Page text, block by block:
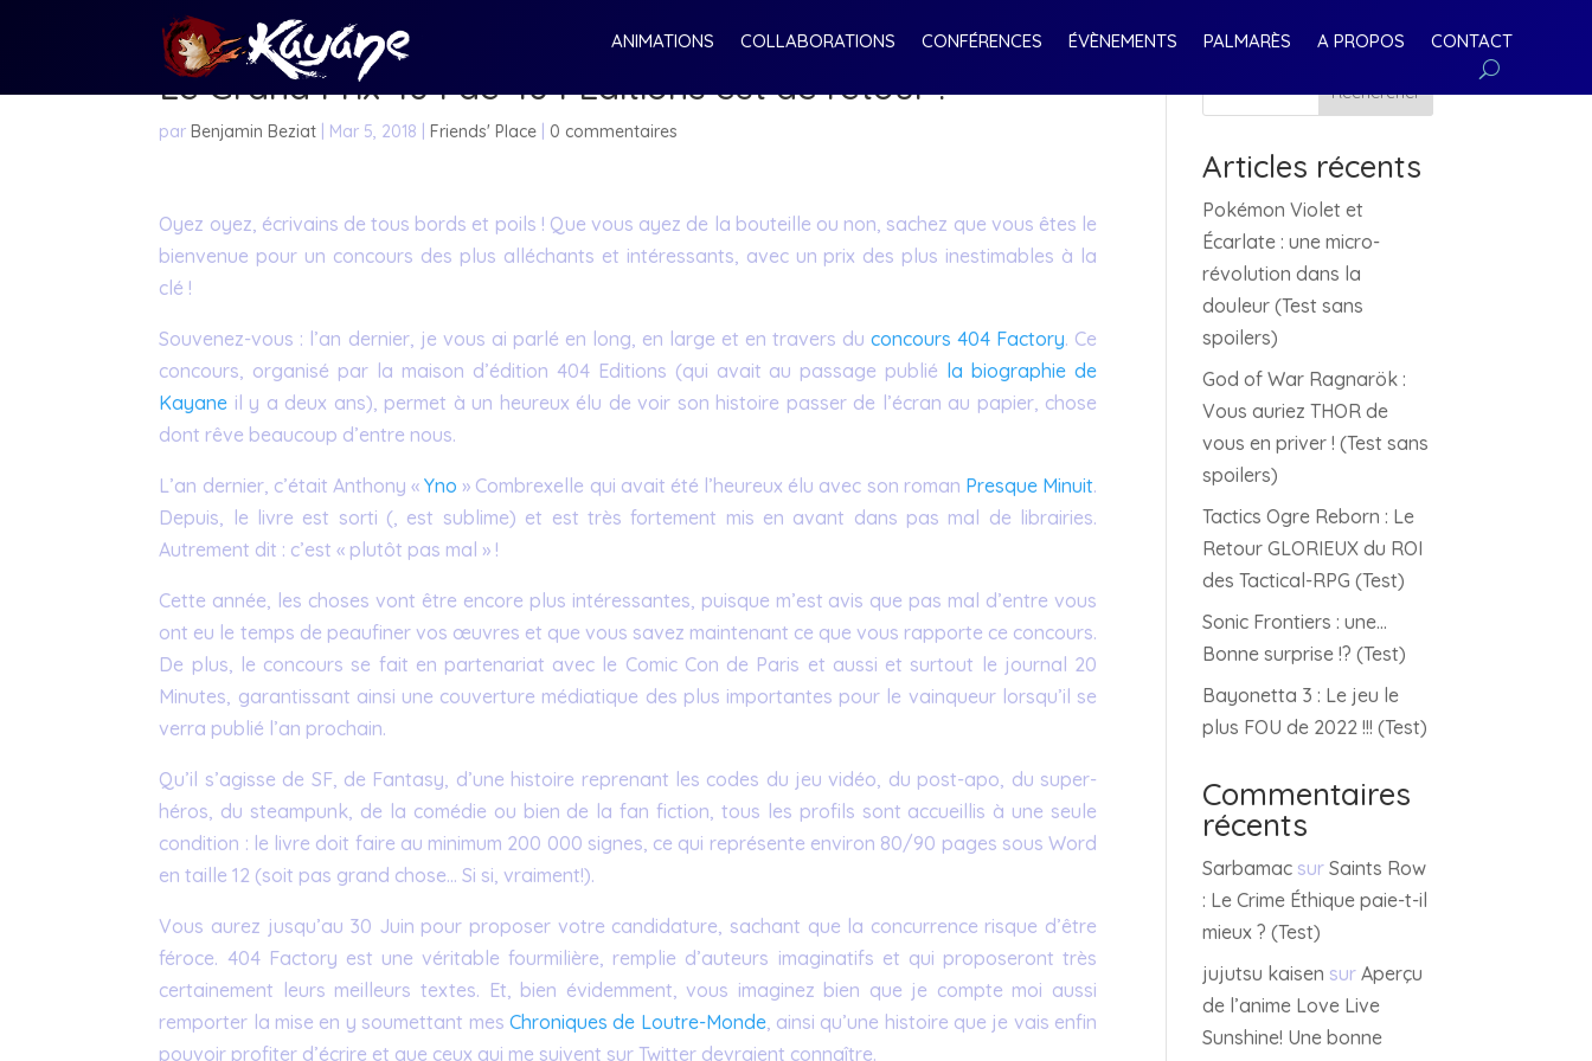
ANIMATIONS COLLABORATIONS CONFÉRENCES ÉVÈNEMENTS PALMARÈS A PROPOS CONTACT
Le Grand Prix 404 de 404 Éditions est de retour !
parBenjamin Beziat Mar 5, 2018 |Friends' Place 0 commentaires
Oyez oyez, écrivains de tous bords et poils ! Que vous ayez de la bouteille ou non, sachez que vous êtes le
bienvenue pour un concours des plus alléchants et intéressants, avec un prix des plus inestimables à la
clé !
Souvenez-vous : l’an dernier, je vous ai parlé en long, en large et en travers du concours 404 Factory. Ce
concours, organisé par la maison d’édition 404 Editions (qui avait au passage publié la biographie de
Kayane il y a deux ans), permet à un heureux élu de voir son histoire passer de l’écran au papier, chose
dont rêve beaucoup d’entre nous.
L’an dernier, c’était Anthony «Yno » Combrexelle qui avait été l’heureux élu avec son roman Presque Minuit.
Depuis, le livre est sorti (, est sublime) et est très fortement mis en avant dans pas mal de librairies.
Autrement dit : c’est « plutôt pas mal » !
Cette année, les choses vont être encore plus intéressantes, puisque m’est avis que pas mal d’entre vous
ont eu le temps de peaufiner vos œuvres et que vous savez maintenant ce que vous rapporte ce concours.
De plus, le concours se fait en partenariat avec le Comic Con de Paris et aussi et surtout le journal 20
Minutes, garantissant ainsi une couverture médiatique des plus importantes pour le vainqueur lorsqu’il se
verra publié l’an prochain.
Qu’il s’agisse de SF, de Fantasy, d’une histoire reprenant les codes du jeu vidéo, du post-apo, du super-
héros, du steampunk, de la comédie ou bien de la fan fiction, tous les profils sont accueillis à une seule
condition : le livre doit faire au minimum 200 000 signes, ce qui représente environ 80/90 pages sous Word
en taille 12 (soit pas grand chose… Si si, vraiment!).
Vous aurez jusqu’au 30 Juin pour proposer votre candidature, sachant que la concurrence risque d’être
féroce. 404 Factory est une véritable fourmilière, remplie d’auteurs imaginatifs et qui proposeront très
certainement leurs meilleurs textes. Et, bien évidemment, vous imaginez bien que je compte moi aussi
remporter la mise en y soumettant mes Chroniques de Loutre-Monde, ainsi qu’une histoire que je vais enfin
pouvoir profiter d’écrire et que ceux qui me suivent sur Twitter devraient connaître.
Rechercher
Articles récents
Pokémon Violet et
Écarlate : une micro-
révolution dans la
douleur (Test sans
spoilers)
God of War Ragnarök :
Vous auriez THOR de
vous en priver ! (Test sans
spoilers)
Tactics Ogre Reborn : Le
Retour GLORIEUX du ROI
des Tactical-RPG (Test)
Sonic Frontiers : une…
Bonne surprise !? (Test)
Bayonetta 3 : Le jeu le
plus FOU de 2022 !!! (Test)
Commentaires
récents
Sarbamac surSaints Row
: Le Crime Éthique paie-t-il
mieux ? (Test)
jujutsu kaisen surAperçu
de l’anime Love Live
Sunshine! Une bonne